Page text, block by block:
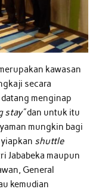
kawasan
secara
menginap
stay”dan untuk itu
mungkin bagi
shuttle
Jababeka maupun
General
kemudian